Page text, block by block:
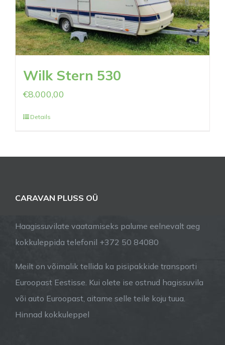
Wilk Stern 530
€8.000,00
Details
CARAVAN PLUSS OÜ
Haagissuvilate vaatamiseks palume eelnevalt aeg
kokkuleppida telefonil +372 50 84080
Meilt on võimalik tellida ka pisipakkide transporti
Euroopast Eestisse. Kui olete ise ostnud hagissuvila
või auto Euroopast, aitame selle teile koju tuua.
Hinnad kokkuleppel